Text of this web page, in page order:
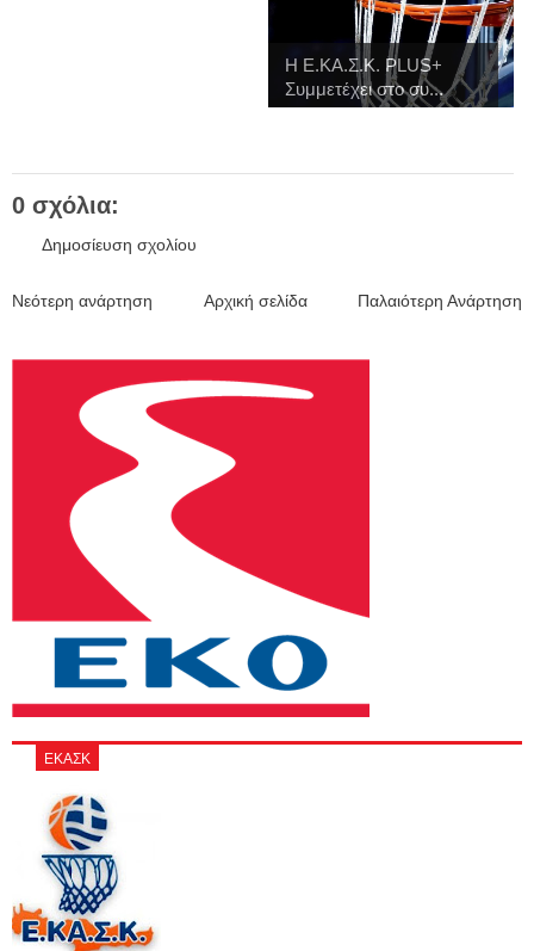
H Ε.ΚΑ.Σ.Κ. PLUS+
Συμμετέχει στο συ...
0 σχόλια:
Δημοσίευση σχολίου
Νεότερη ανάρτηση Παλαιότερη Ανάρτηση
Αρχική σελίδα
ΕΚΑΣΚ